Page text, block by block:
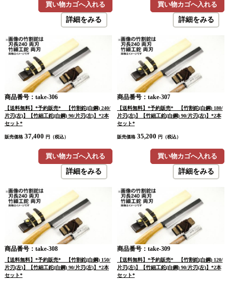
買い物カゴへ入れる
詳細をみる
買い物カゴへ入れる
詳細をみる
商品番号：take-306
【送料無料】*予約販売* 【竹割鉈(白鋼) 240/
片刃(左)】【竹細工鉈(白鋼) 90/片刃(左)】*2本
セット*
販売価格 37,400 円（税込）
買い物カゴへ入れる
詳細をみる
商品番号：take-307
【送料無料】*予約販売* 【竹割鉈(白鋼) 180/
片刃(左)】【竹細工鉈(白鋼) 90/片刃(左)】*2本
セット*
販売価格 35,200 円（税込）
買い物カゴへ入れる
詳細をみる
商品番号：take-308
【送料無料】*予約販売* 【竹割鉈(白鋼) 150/
片刃(左)】【竹細工鉈(白鋼) 90/片刃(左)】*2本
セット*
商品番号：take-309
【送料無料】*予約販売* 【竹割鉈(白鋼) 120/
片刃(左)】【竹細工鉈(白鋼) 90/片刃(左)】*2本
セット*